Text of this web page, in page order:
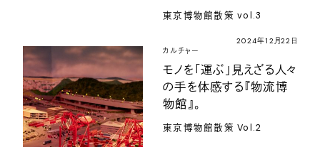
東京博物館散策 vol.3
2024年12月22日
カルチャー
モノを「運ぶ」見えざる人々
の手を体感する『物流博
物館』。
東京博物館散策 Vol.2